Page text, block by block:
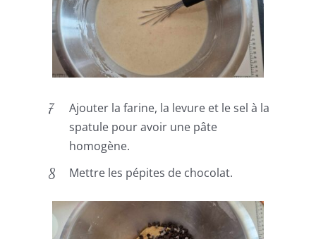
Ajouter la farine, la levure et le sel à la
spatule pour avoir une pâte
homogène.
Mettre les pépites de chocolat.